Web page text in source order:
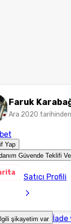
Faruk
Ara 2020
Yap
Güvende Teklifi
Satıcı Profili
şikayetim var İade